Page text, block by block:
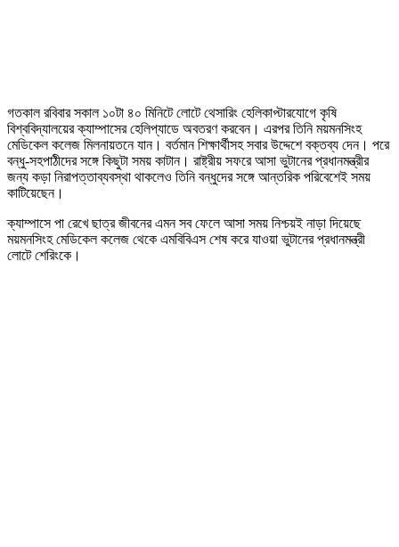
গতকাল রবিবার সকাল ১০টা ৪০ মিনিটে লোটে থেসারিং হেলিকাপ্টারযোগে কৃষি
বিশ্ববিদ্যালয়ের ক্যাম্পাসের হেলিপ্যাডে অবতরণ করবেন। এরপর তিনি ময়মনসিংহ
মেডিকেল কলেজ মিলনায়তনে যান। বর্তমান শিক্ষার্থীসহ সবার উদ্দেশে বক্তব্য দেন। পরে
বন্ধু-সহপাঠীদের সঙ্গে কিছুটা সময় কাটান। রাষ্ট্রীয় সফরে আসা ভুটানের প্রধানমন্ত্রীর
জন্য কড়া নিরাপত্তাব্যবস্থা থাকলেও তিনি বন্ধুদের সঙ্গে আন্তরিক পরিবেশেই সময়
কাটিয়েছেন।
ক্যাম্পাসে পা রেখে ছাত্র জীবনের এমন সব ফেলে আসা সময় নিশ্চয়ই নাড়া দিয়েছে
ময়মনসিংহ মেডিকেল কলেজ থেকে এমবিবিএস শেষ করে যাওয়া ভুটানের প্রধানমন্ত্রী
লোটে শেরিংকে।